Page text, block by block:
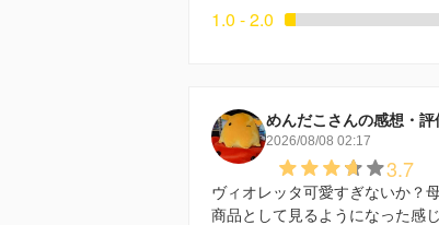
1.0 - 2.0
めんだこさんの感想・評
2026/08/08 02:17
3.7
ヴィオレッタ可愛すぎないか？
商品として見るようになった感